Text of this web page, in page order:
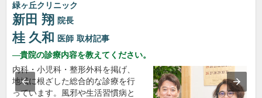
緑ヶ丘クリニック
新田 翔 院長
桂 久和 医師 取材記事
貴院の診療内容を教えてください。
内科・小児科・整形外科を掲げ、
地域に根ざした総合的な診療を行
っています。風邪や生活習慣病と